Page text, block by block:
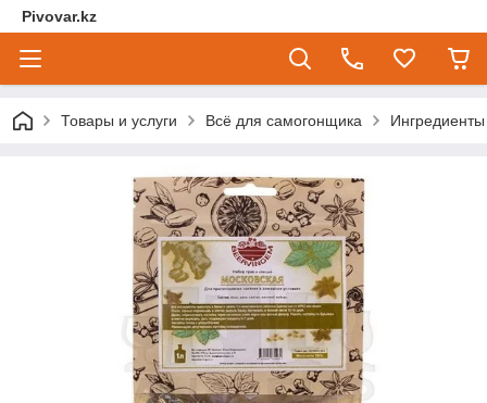
Pivovar.kz
Товары и услуги Всё для самогонщика